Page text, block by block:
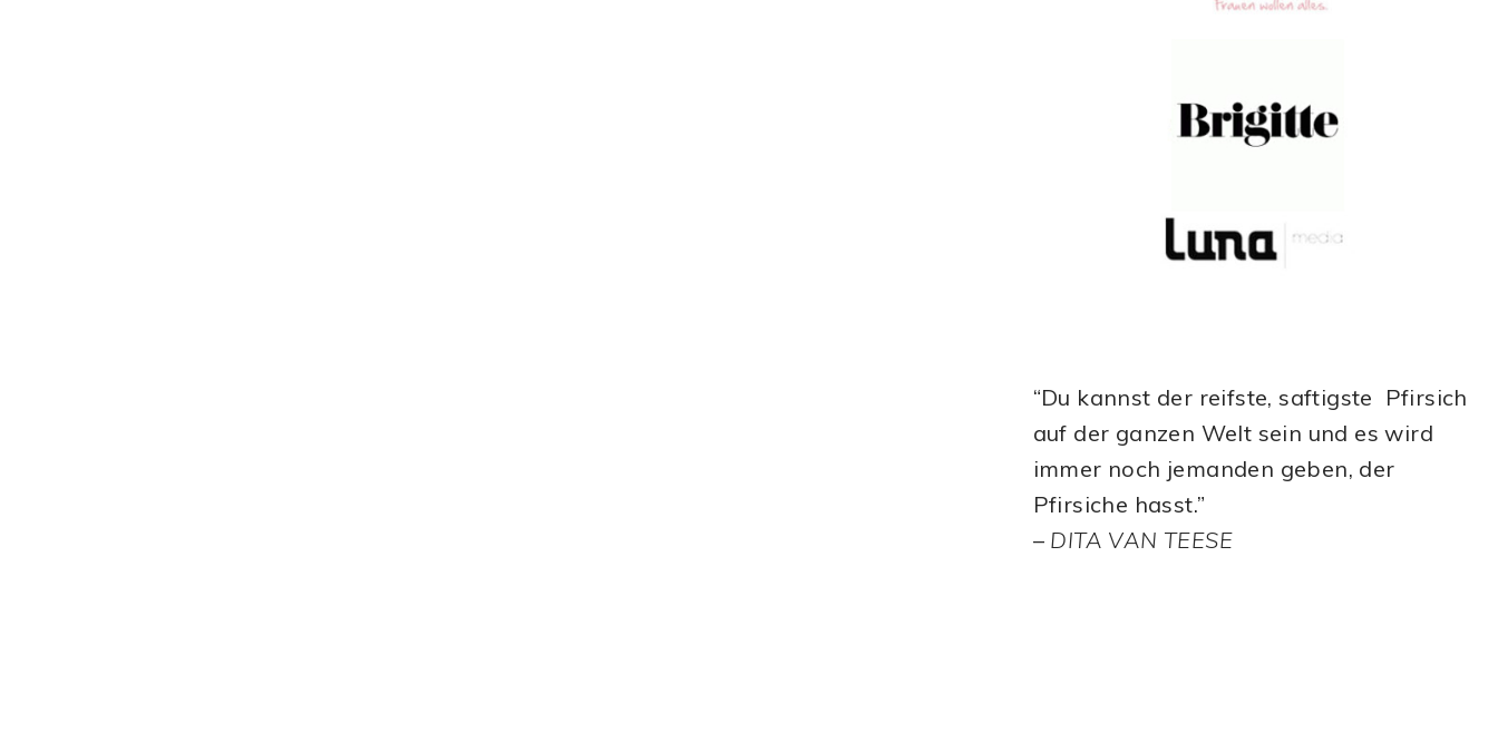
“Du kannst der reifste, saftigste Pfirsich
auf der ganzen Welt sein und es wird
immer noch jemanden geben, der
Pfirsiche hasst.”
– DITA VAN TEESE